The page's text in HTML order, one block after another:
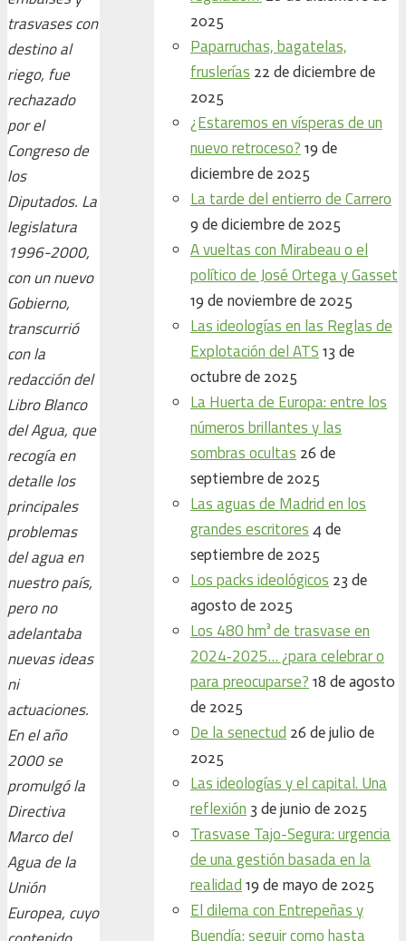
trasvases con
destino al
riego, fue
rechazado
por el
Congreso de
los
Diputados. La
legislatura
1996-2000,
con un nuevo
Gobierno,
transcurrió
con la
redacción del
Libro Blanco
del Agua, que
recogía en
detalle los
principales
problemas
del agua en
nuestro país,
pero no
adelantaba
nuevas ideas
ni
actuaciones.
En el año
2000 se
promulgó la
Directiva
Marco del
Agua de la
Unión
Europea, cuyo
2025
Paparruchas, bagatelas,
fruslerías 22 de diciembre de
2025
¿Estaremos en vísperas de un
nuevo retroceso? 19 de
diciembre de 2025
La tarde del entierro de Carrero
9 de diciembre de 2025
A vueltas con Mirabeau o el
político de José Ortega y Gasset
19 de noviembre de 2025
Las ideologías en las Reglas de
Explotación del ATS 13 de
octubre de 2025
La Huerta de Europa: entre los
números brillantes y las
sombras ocultas 26 de
septiembre de 2025
Las aguas de Madrid en los
grandes escritores 4 de
septiembre de 2025
Los packs ideológicos 23 de
agosto de 2025
Los 480 hm³ de trasvase en
2024‑2025… ¿para celebrar o
para preocuparse? 18 de agosto
de 2025
De la senectud 26 de julio de
2025
Las ideologías y el capital. Una
reflexión 3 de junio de 2025
Trasvase Tajo-Segura: urgencia
de una gestión basada en la
realidad 19 de mayo de 2025
El dilema con Entrepeñas y
Buendía: seguir como hasta